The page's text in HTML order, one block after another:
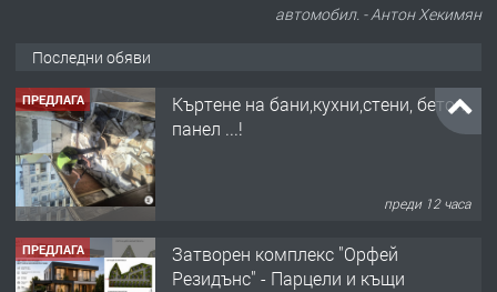
автомобил. - Антон Хекимян
Последни обяви
ПРЕДЛАГА
Къртене на бани,кухни,стени, бетон,
панел ...!
преди 12 часа
ПРЕДЛАГА
Затворен комплекс "Орфей
Резидънс" - Парцели и къщи